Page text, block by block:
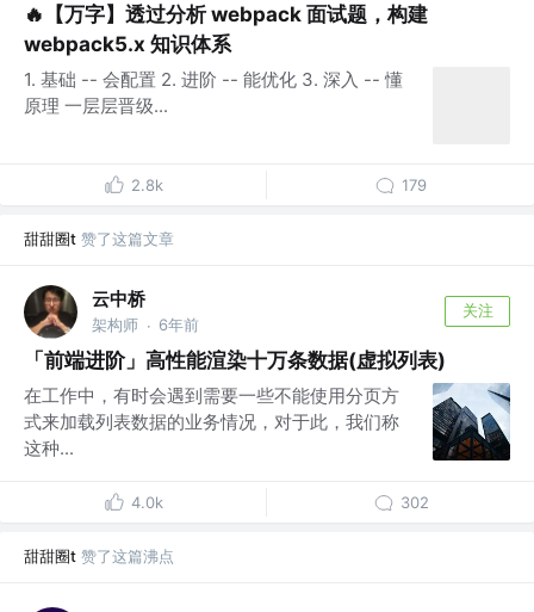
🔥【万字】透过分析 webpack 面试题，构建
webpack5.x 知识体系
1. 基础 -- 会配置 2. 进阶 -- 能优化 3. 深入 -- 懂
原理 一层层晋级...
2.8k 179
甜甜圈t 赞了这篇文章
云中桥
架构师 · 6年前
关注
「前端进阶」高性能渲染十万条数据(虚拟列表)
在工作中，有时会遇到需要一些不能使用分页方
式来加载列表数据的业务情况，对于此，我们称
这种...
4.0k 302
甜甜圈t 赞了这篇沸点